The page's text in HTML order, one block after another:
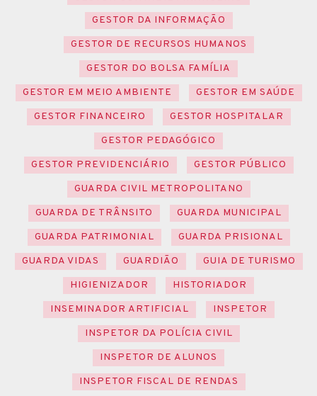
GESTOR DA INFORMAÇÃO
GESTOR DE RECURSOS HUMANOS
GESTOR DO BOLSA FAMÍLIA
GESTOR EM MEIO AMBIENTE
GESTOR EM SAÚDE
GESTOR FINANCEIRO
GESTOR HOSPITALAR
GESTOR PEDAGÓGICO
GESTOR PREVIDENCIÁRIO
GESTOR PÚBLICO
GUARDA CIVIL METROPOLITANO
GUARDA DE TRÂNSITO
GUARDA MUNICIPAL
GUARDA PATRIMONIAL
GUARDA PRISIONAL
GUARDA VIDAS
GUARDIÃO
GUIA DE TURISMO
HIGIENIZADOR
HISTORIADOR
INSEMINADOR ARTIFICIAL
INSPETOR
INSPETOR DA POLÍCIA CIVIL
INSPETOR DE ALUNOS
INSPETOR FISCAL DE RENDAS